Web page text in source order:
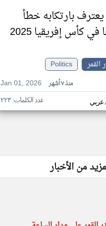
بارتكابه خطأ
كأس إفريقيا 2025
القمر
Politics
Jan 01, 2026
منذ ٧ أشهر
عربي عدد الكلمات: ٢٢٣
من الأخبار